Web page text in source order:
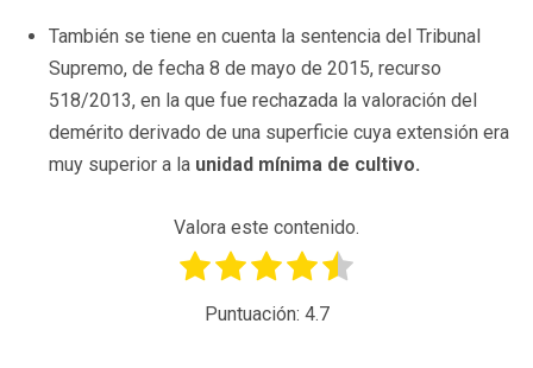
También se tiene en cuenta la sentencia del Tribunal
Supremo, de fecha 8 de mayo de 2015, recurso
518/2013, en la que fue rechazada la valoración del
demérito derivado de una superficie cuya extensión era
muy superior a la unidad mínima de cultivo.
Valora este contenido.
Puntuación: 4.7